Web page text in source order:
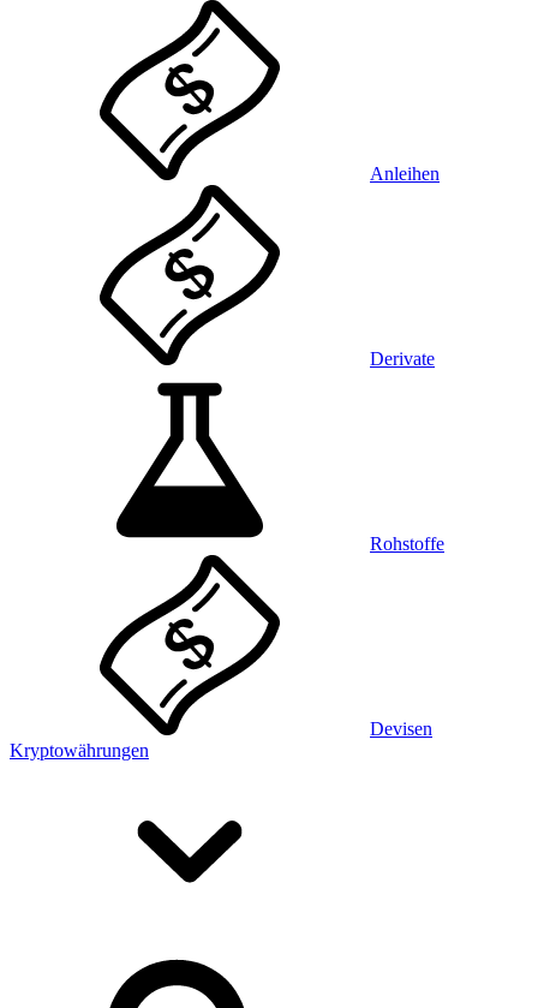
Anleihen
Derivate
Rohstoffe
Devisen
Kryptowährungen